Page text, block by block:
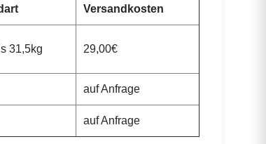
Versandkosten
31,5kg 29,00€
auf Anfrage
auf Anfrage